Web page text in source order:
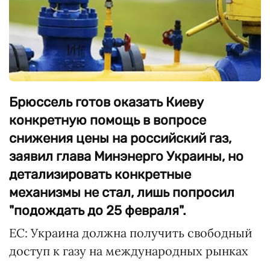
Брюссель готов оказать Киеву
конкретную помощь в вопросе
снижения цены на российский газ,
заявил глава Минэнерго Украины, но
детализировать конкретные
механизмы не стал, лишь попросил
"подождать до 25 февраля".
ЕС: Украина должна получить свободный
доступ к газу на международных рынках